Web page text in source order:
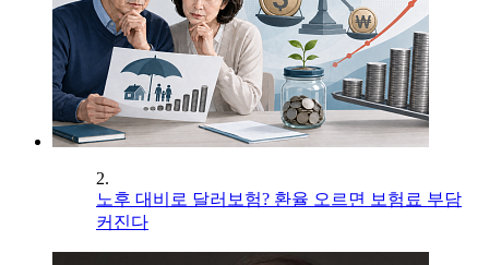
2.
노후 대비로 달러보험? 환율 오르면 보험료 부담
커진다